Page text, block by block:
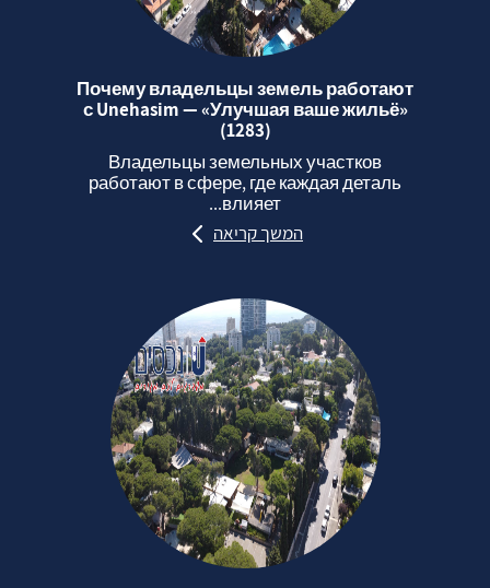
Почему владельцы земель работают
с Unehasim — «Улучшая ваше жильё»
(1283)
Владельцы земельных участков
работают в сфере, где каждая деталь
влияет...
המשך קריאה